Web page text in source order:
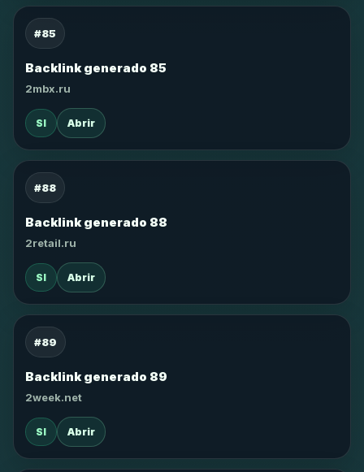
#85
Backlink generado 85
2mbx.ru
SI Abrir
#88
Backlink generado 88
2retail.ru
SI Abrir
#89
Backlink generado 89
2week.net
SI Abrir